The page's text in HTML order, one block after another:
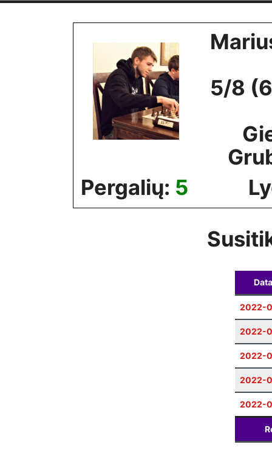
5/8
Pergalių: 5
Data
2022-
2022-
2022-
2022-
2022-